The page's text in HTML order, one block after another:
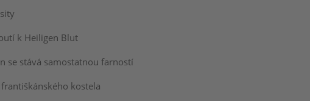
k Heiligen Blut
se stává samostatnou farností
kostela